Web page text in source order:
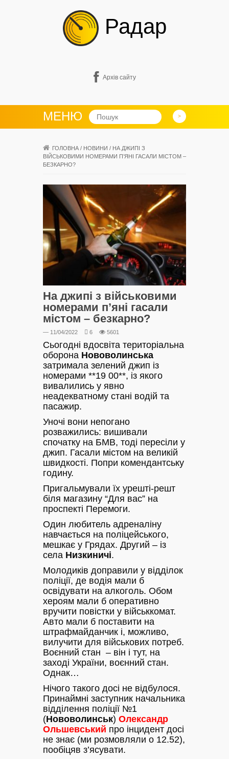
Радар
Архів сайту
МЕНЮ
ГОЛОВНА / НОВИНИ / НА ДЖИПІ З
ВІЙСЬКОВИМИ НОМЕРАМИ П’ЯНІ ГАСАЛИ МІСТОМ –
БЕЗКАРНО?
На джипі з військовими
номерами п’яні гасали
містом – безкарно?
— 11/04/2022 6 5601
Сьогодні вдосвіта територіальна
оборона Нововолинська
затримала зелений джип із
номерами **19 00**, із якого
вивалились у явно
неадекватному стані водій та
пасажир.
Уночі вони непогано
розважились: вишивали
спочатку на БМВ, тоді пересіли у
джип. Гасали містом на великій
швидкості. Попри комендантську
годину.
Пригальмували їх урешті-решт
біля магазину “Для вас” на
проспекті Перемоги.
Один любитель адреналіну
навчається на поліцейського,
мешкає у Грядах. Другий – із
села Низкиничі.
Молодиків доправили у відділок
поліції, де водія мали б
освідувати на алкоголь. Обом
хероям мали б оперативно
вручити повістки у військкомат.
Авто мали б поставити на
штрафмайданчик і, можливо,
вилучити для військових потреб.
Воєнний стан – він і тут, на
заході України, воєнний стан.
Однак…
Нічого такого досі не відбулося.
Принаймні заступник начальника
відділення поліції №1
(Нововолинськ) Олександр
Ольшевський про інцидент досі
не знає (ми розмовляли о 12.52),
пообіцяв з’ясувати.